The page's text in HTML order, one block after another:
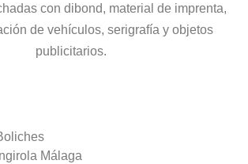
con dibond, material de imprenta,
de vehículos, serigrafía y objetos
publicitarios.
Málaga